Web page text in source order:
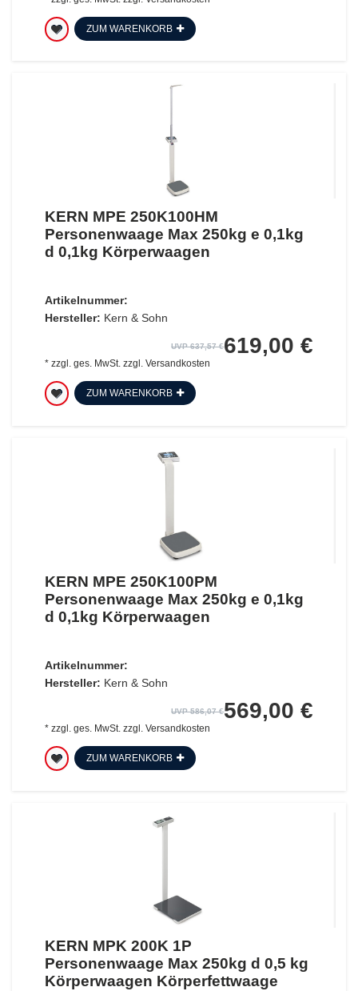
ZUM WARENKORB
KERN MPE 250K100HM
Personenwaage Max 250kg e 0,1kg
d 0,1kg Körperwaagen
Artikelnummer:
Hersteller: Kern & Sohn
UVP 637,57 €619,00 €
* zzgl. ges. MwSt.zzgl. Versandkosten
ZUM WARENKORB
KERN MPE 250K100PM
Personenwaage Max 250kg e 0,1kg
d 0,1kg Körperwaagen
Artikelnummer:
Hersteller: Kern & Sohn
UVP 586,07 €569,00 €
* zzgl. ges. MwSt.zzgl. Versandkosten
ZUM WARENKORB
KERN MPK 200K 1P
Personenwaage Max 250kg d 0,5 kg
Körperwaagen Körperfettwaage